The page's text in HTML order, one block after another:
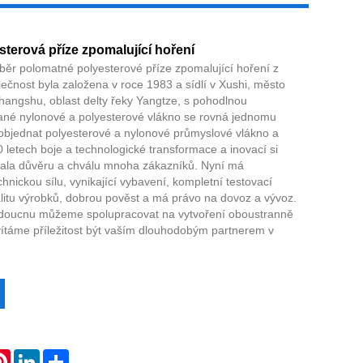
příze zpomalující hoření
polomatné polyesterové příze zpomalující hoření z
byla založena v roce 1983 a sídlí v Xushi, město
oblast delty řeky Yangtze, s pohodlnou
nylonové a polyesterové vlákno se rovná jednomu
polyesterové a nylonové průmyslové vlákno a
letech boje a technologické transformace a inovací si
důvěru a chválu mnoha zákazníků. Nyní má
sílu, vynikající vybavení, kompletní testovací
výrobků, dobrou pověst a má právo na dovoz a vývoz.
můžeme spolupracovat na vytvoření oboustranně
příležitost být vaším dlouhodobým partnerem v
PinterestLinkedIn